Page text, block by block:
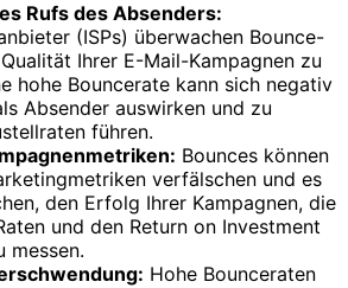
Rufs des Absenders:
(ISPs) überwachen Bounce-
Ihrer E-Mail-Kampagnen zu
hohe Bouncerate kann sich negativ
Absender auswirken und zu
führen.
Bounces können
verfälschen und es
den Erfolg Ihrer Kampagnen, die
und den Return on Investment
messen.
Hohe Bounceraten